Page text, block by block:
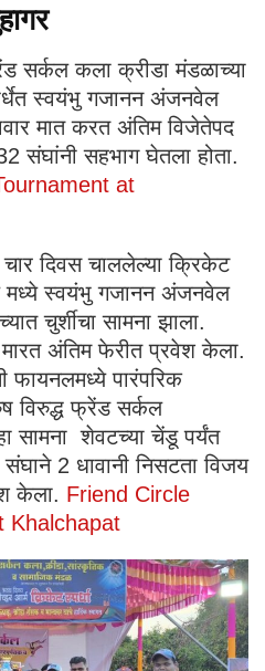
सर्कल कला क्रीडा मंडळाच्या
स्वयंभु गजानन अंजनवेल
मात करत अंतिम विजेतेपद
संघांनी सहभाग घेतला होता.
at
दिवस चाललेल्या क्रिकेट
मध्ये स्वयंभु गजानन अंजनवेल
चुर्शीचा सामना झाला.
अंतिम फेरीत प्रवेश केला.
फायनलमध्ये पारंपरिक
विरुद्ध फ्रेंड सर्कल
सामना शेवटच्या चेंडू पर्यंत
संघाने 2 धावानी निसटता विजय
केला. Friend Circle
Khalchapat